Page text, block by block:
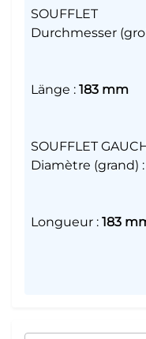
SOUFFLET
Durchmesser
Länge : 183 mm
SOUFFLET
Diamètre (grand) :
Longueur : 183